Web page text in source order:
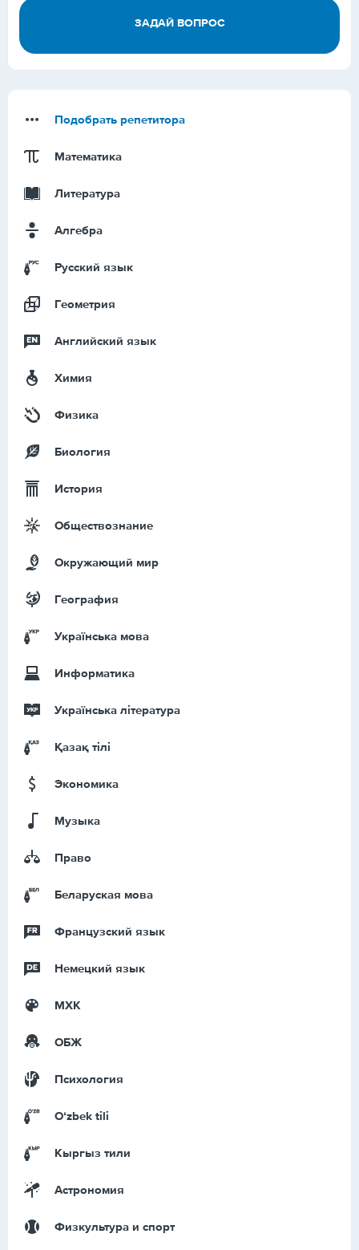
ЗАДАЙ ВОПРОС
Подобрать репетитора
Математика
Литература
Алгебра
Русский язык
Геометрия
Английский язык
Химия
Физика
Биология
История
Обществознание
Окружающий мир
География
Українська мова
Информатика
Українська література
Қазақ тiлi
Экономика
Музыка
Право
Беларуская мова
Французский язык
Немецкий язык
МХК
ОБЖ
Психология
Оʻzbek tili
Кыргыз тили
Астрономия
Физкультура и спорт